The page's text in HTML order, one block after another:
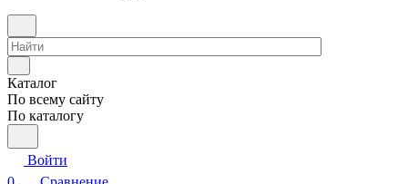
Каталог
По всему сайту
По каталогу
Войти